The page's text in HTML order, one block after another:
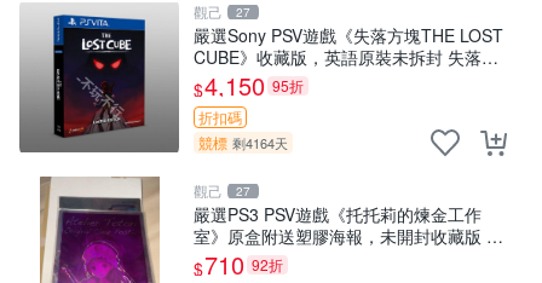
觀己 27
嚴選Sony PSV遊戲《失落方塊THE LOST
CUBE》收藏版，英語原裝未拆封 失落方
塊 THE LOST CUBE PSV 精華版 新作 權
杖
$4,150 95折
折扣碼
競標 剩4164天
觀己 27
嚴選PS3 PSV遊戲《托托莉的煉金工作
室》原盒附送塑膠海報，未開封收藏版 托
托莉 爐石 工作室
$710 92折